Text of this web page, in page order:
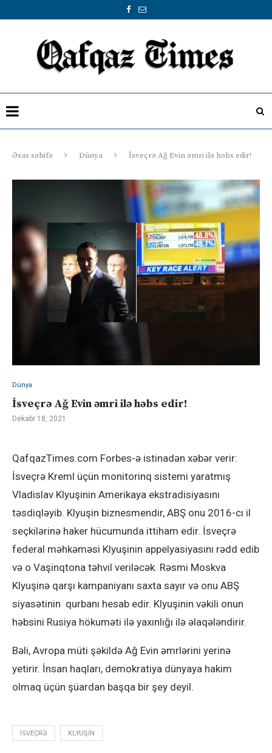
Əsas səhifə Dünya İsveçrə Ağ Evin əmri ilə həbs edir!
Dünya
İsveçrə Ağ Evin əmri ilə həbs edir!
Dekabr 18, 2021
QafqazTimes.com Forbes-ə istinadən xəbər verir:
İsveçrə Kreml üçün monitorinq sistemi yaratmış
Vladislav Klyuşinin Amerikaya ekstradisiyasını
təsdiqləyib. Klyuşin biznesmendir, ABŞ onu 2016-cı il
seçkilərinə haker hücumunda ittiham edir. İsveçrə
federal məhkəməsi Klyuşinin appelyasiyasını rədd edib
və o Vaşinqtona təhvil veriləcək. Rəsmi Moskva
Klyuşinə qarşı kampaniyanı saxta sayır və onu ABŞ
siyasətinin qurbanı hesab edir. Klyuşinin vəkili onun
həbsini Rusiya hökuməti ilə yaxınlığı ilə əlaqələndirir.
Bəli, Avropa müti şəkildə Ağ Evin əmrlərini yerinə
yetirir. İnsan haqları, demokratiya dünyaya hakim
olmaq üçün şüardan başqa bir şey deyil.
ISVEÇRƏ KLYUŞIN